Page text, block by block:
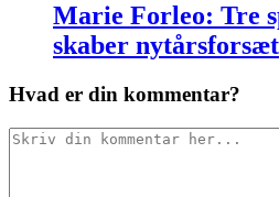
Marie Forleo: Tre
skaber nytårsforsæt
Hvad er din kommentar?